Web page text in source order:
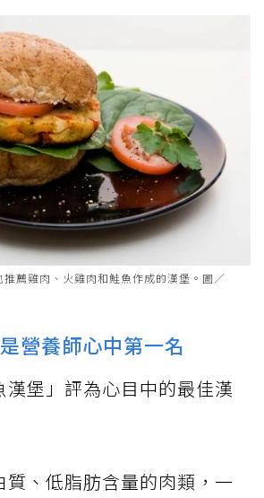
薦雞肉、火雞肉和鮭魚作成的漢堡。圖／
營養師心中第一名
漢堡」評為心目中的最佳漢
質、低脂肪含量的肉類，一